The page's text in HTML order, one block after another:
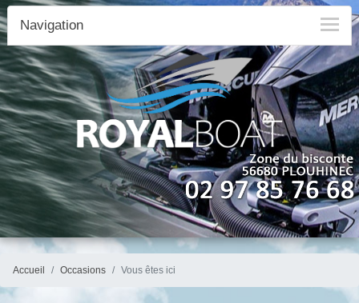
Navigation
Accueil Occasions Vous êtes ici